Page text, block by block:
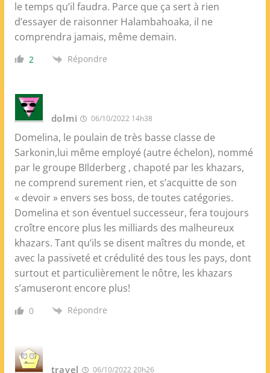
le temps qu’il faudra. Parce que ça sert à rien
d’essayer de raisonner Halambahoaka, il ne
comprendra jamais, même demain.
2 Répondre
dolmi 06/10/2022 14h38
Domelina, le poulain de très basse classe de
Sarkonin,lui même employé (autre échelon), nommé
par le groupe BIlderberg , chapoté par les khazars,
ne comprend surement rien, et s’acquitte de son
« devoir » envers ses boss, de toutes catégories.
Domelina et son éventuel successeur, fera toujours
croître encore plus les milliards des malheureux
khazars. Tant qu’ils se disent maîtres du monde, et
avec la passiveté et crédulité des tous les pays, dont
surtout et particulièrement le nôtre, les khazars
s’amuseront encore plus!
0 Répondre
travel 06/10/2022 20h26